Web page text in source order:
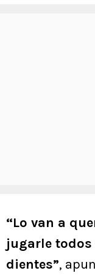
“Lo van a
jugarle
dientes”,